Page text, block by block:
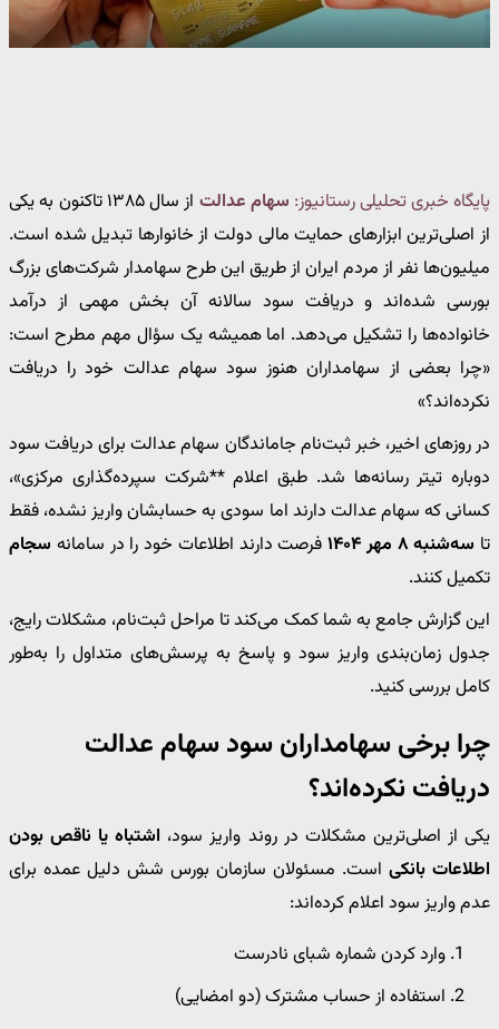
پایگاه خبری تحلیلی رستانیوز: سهام عدالت
از سال ۱۳۸۵ تاکنون به یکی
از اصلی‌ترین ابزارهای حمایت مالی دولت از خانوارها تبدیل شده است.
میلیون‌ها نفر از مردم ایران از طریق این طرح سهامدار شرکت‌های بزرگ
بورسی شده‌اند و دریافت سود سالانه آن بخش مهمی از درآمد
خانواده‌ها را تشکیل می‌دهد. اما همیشه یک سؤال مهم مطرح است:
«چرا بعضی از سهامداران هنوز سود سهام عدالت خود را دریافت
نکرده‌اند؟»
در روزهای اخیر، خبر ثبت‌نام جاماندگان سهام عدالت برای دریافت سود
دوباره تیتر رسانه‌ها شد. طبق اعلام **شرکت سپرده‌گذاری مرکزی»،
کسانی که سهام عدالت دارند اما سودی به حسابشان واریز نشده، فقط
تا سه‌شنبه ۸ مهر ۱۴۰۴ فرصت دارند اطلاعات خود را در سامانه سجام
تکمیل کنند.
این گزارش جامع به شما کمک می‌کند تا مراحل ثبت‌نام، مشکلات رایج،
جدول زمان‌بندی واریز سود و پاسخ به پرسش‌های متداول را به‌طور
کامل بررسی کنید.
چرا برخی سهامداران سود سهام عدالت
دریافت نکرده‌اند؟
یکی از اصلی‌ترین مشکلات در روند واریز سود، اشتباه یا ناقص بودن
اطلاعات بانکی است. مسئولان سازمان بورس شش دلیل عمده برای
عدم واریز سود اعلام کرده‌اند:
وارد کردن شماره شبای نادرست
استفاده از حساب مشترک (دو امضایی)